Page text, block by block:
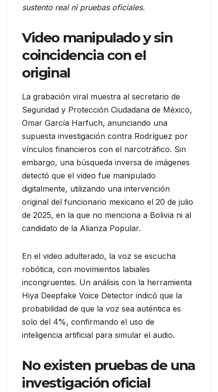
sustento real ni pruebas oficiales.
Video manipulado y sin
coincidencia con el
original
La grabación viral muestra al secretario de
Seguridad y Protección Ciudadana de México,
Omar García Harfuch, anunciando una
supuesta investigación contra Rodríguez por
vínculos financieros con el narcotráfico. Sin
embargo, una búsqueda inversa de imágenes
detectó que el video fue manipulado
digitalmente, utilizando una intervención
original del funcionario mexicano el 20 de julio
de 2025, en la que no menciona a Bolivia ni al
candidato de la Alianza Popular.
En el video adulterado, la voz se escucha
robótica, con movimientos labiales
incongruentes. Un análisis con la herramienta
Hiya Deepfake Voice Detector indicó que la
probabilidad de que la voz sea auténtica es
solo del 4%, confirmando el uso de
inteligencia artificial para simular el audio.
No existen pruebas de una
investigación oficial